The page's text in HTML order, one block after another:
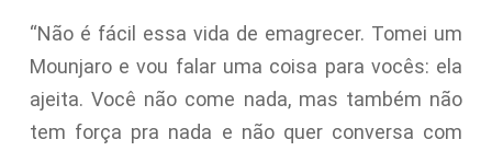
“Não é fácil essa vida de emagrecer. Tomei um
Mounjaro e vou falar uma coisa para vocês: ela
ajeita. Você não come nada, mas também não
tem força pra nada e não quer conversa com